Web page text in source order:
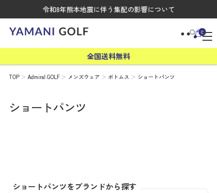
令和8年熊本地震に伴う集配の影響について
0
全国送料無料
TOP Admiral GOLF メンズウェア ボトムス ショートパンツ
ショートパンツ
ショートパンツをブランドから探す